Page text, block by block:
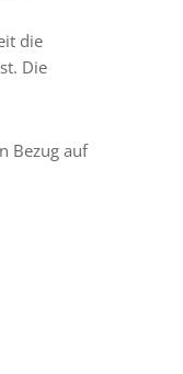
die
Die
Bezug auf